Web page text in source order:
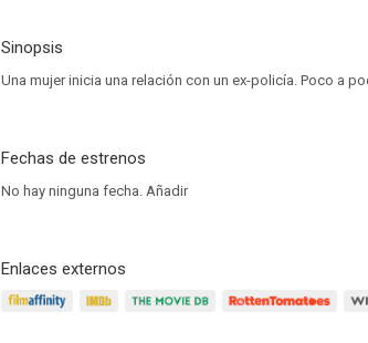
Sinopsis
Una mujer inicia una relación con un ex-policía. Poco a
Fechas de estrenos
No hay ninguna fecha. Añadir
Enlaces externos